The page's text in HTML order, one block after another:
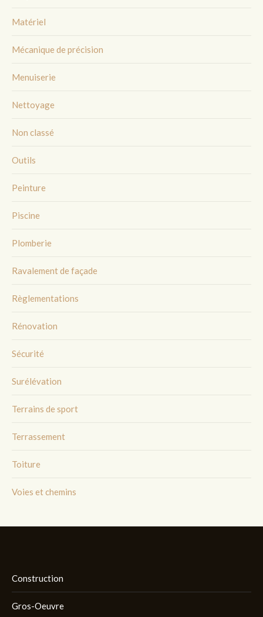
Matériel
Mécanique de précision
Menuiserie
Nettoyage
Non classé
Outils
Peinture
Piscine
Plomberie
Ravalement de façade
Règlementations
Rénovation
Sécurité
Surélévation
Terrains de sport
Terrassement
Toiture
Voies et chemins
Construction
Gros-Oeuvre